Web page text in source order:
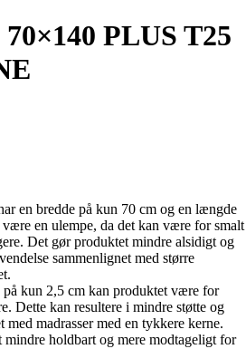
PLUS T25
en bredde på kun 70 cm og en længde
en ulempe, da det kan være for smalt
Det gør produktet mindre alsidigt og
sammenlignet med større
på kun 2,5 cm kan produktet være for
Dette kan resultere i mindre støtte og
madrasser med en tykkere kerne.
mindre holdbart og mere modtageligt for